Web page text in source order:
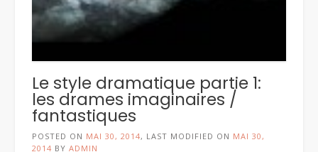
Le style dramatique partie 1:
les drames imaginaires /
fantastiques
POSTED ON MAI 30, 2014, LAST MODIFIED ON MAI 30,
2014 BY ADMIN